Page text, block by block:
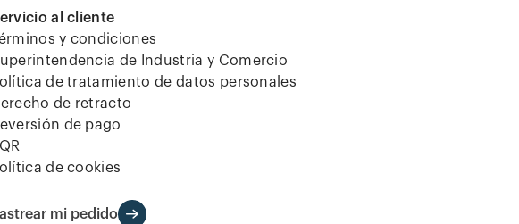
al cliente
y condiciones
de Industria y Comercio
de tratamiento de datos personales
de retracto
de pago
de cookies
mi pedido